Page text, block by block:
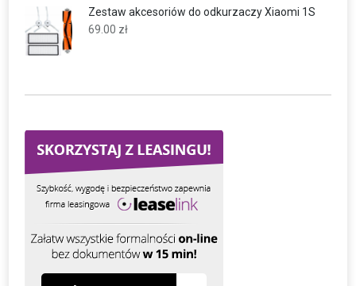
Zestaw akcesoriów do odkurzaczy Xiaomi 1S
69.00 zł